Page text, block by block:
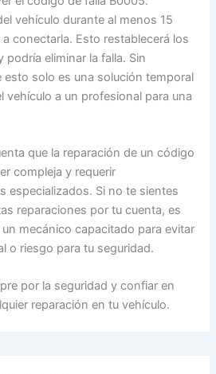
vehículo durante al menos 15
conectarla. Esto restablecerá los
eliminar la falla. Sin
esto solo es una solución temporal
vehículo a un profesional para una
que la reparación de un código
compleja y requerir
especializados. Si no te sientes
reparaciones por tu cuenta, es
mecánico capacitado para evitar
o riesgo para tu seguridad.
por la seguridad y confiar en
reparación en tu vehículo.